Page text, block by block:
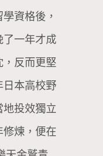
資格後，
了一年才成
，反而更堅
日本高校野
地投效獨立
修煉，便在